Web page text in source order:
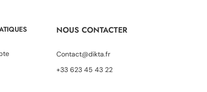
NOUS CONTACTER
Contact@dikta.fr
+33 623 45 43 22